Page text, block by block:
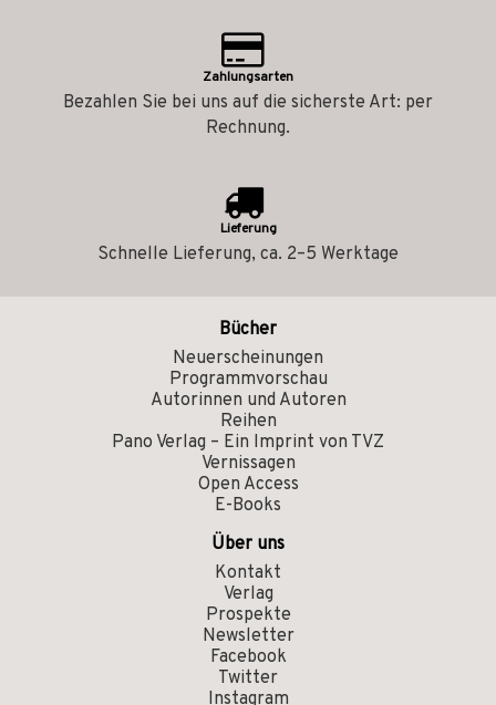
Zahlungsarten
Bezahlen Sie bei uns auf die sicherste Art: per
Rechnung.
Lieferung
Schnelle Lieferung, ca. 2–5 Werktage
Bücher
Neuerscheinungen
Programmvorschau
Autorinnen und Autoren
Reihen
Pano Verlag – Ein Imprint von TVZ
Vernissagen
Open Access
E-Books
Über uns
Kontakt
Verlag
Prospekte
Newsletter
Facebook
Twitter
Instagram